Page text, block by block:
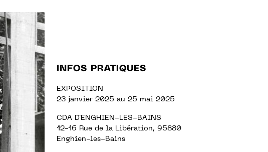
INFOS PRATIQUES
EXPOSITION
23 janvier 2025 au 25 mai 2025
CDA D'ENGHIEN-LES-BAINS
12-16 Rue de la Libération, 95880
Enghien-les-Bains